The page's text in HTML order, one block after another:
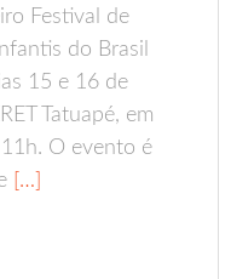
Festival de
do Brasil
15 e 16 de
Tatuapé, em
O evento é
[…]